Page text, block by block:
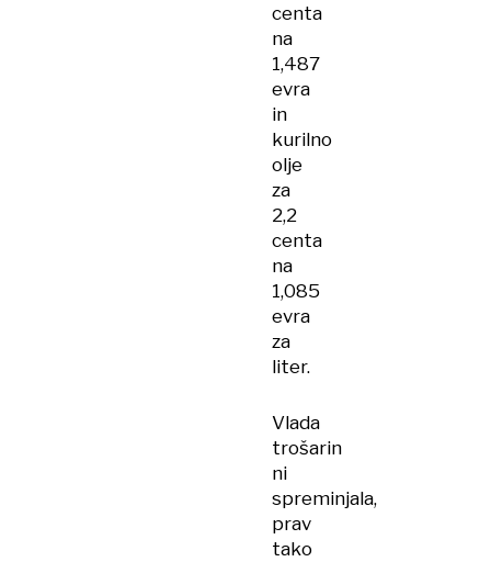
centa
na
1,487
evra
in
kurilno
olje
za
2,2
centa
na
1,085
evra
za
liter.
Vlada
trošarin
ni
spreminjala,
prav
tako